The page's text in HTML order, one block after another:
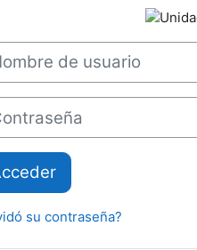
de usuario
su contraseña?